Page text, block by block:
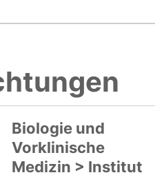
Biologie und
Vorklinische
Medizin > Institut